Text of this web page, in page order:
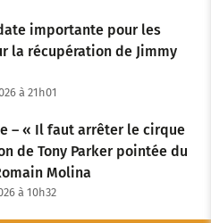
importante pour les
la récupération de Jimmy
à 21h01
– « Il faut arrêter le cirque
de Tony Parker pointée du
Molina
à 10h32